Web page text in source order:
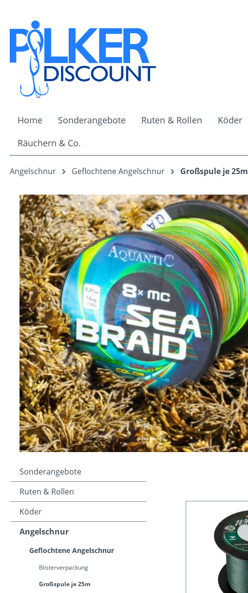
Home Sonderangebote Ruten & Rollen Köder
Räuchern & Co.
Angelschnur Geflochtene Angelschnur Großspule je 25m
Sonderangebote
Ruten & Rollen
Köder
Angelschnur
Geflochtene Angelschnur
Blisterverpackung
Großspule je 25m